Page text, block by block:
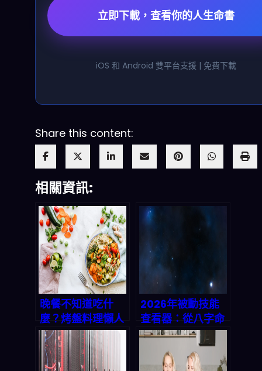
立即下載，查看你的人生命書
iOS 和 Android 雙平台支援 | 免費下載
Share this content:
相關資訊:
晚餐不知道吃什
麼？烤盤料理懶人
包！一鍵生成完美
三餸一湯，拯救選
擇困難症
2026年被動技能
查看器：從八字命
理到天賦覺醒，解
碼你的人生角色設
定